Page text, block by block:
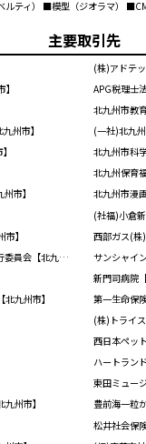
ティ） ■模型（ジオラマ）
主要取引先
(株)アドテ
APG税理士
北九州市教
州市】
北九州市科
北九州保育
市】 北九州市漫
(社福)小倉
】 西部ガス(株)
皿倉山プレミアム夜景の日実行委員会【北九州市】 サンシャイ
新門司病院
九州市】 第一生命保
(株)トライ
ハートラン
東田ミュー
州市】
松井社会保